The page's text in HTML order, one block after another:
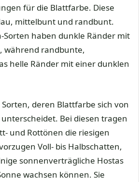
für die Blattfarbe. Diese
mittelbunt und randbunt.
Sorten haben dunkle Ränder mit
während randbunte,
helle Ränder mit einer dunklen
deren Blattfarbe sich von
Bei diesen tragen
und Rottönen die riesigen
Voll- bis Halbschatten,
sonnenverträgliche Hostas
wachsen können. Sie